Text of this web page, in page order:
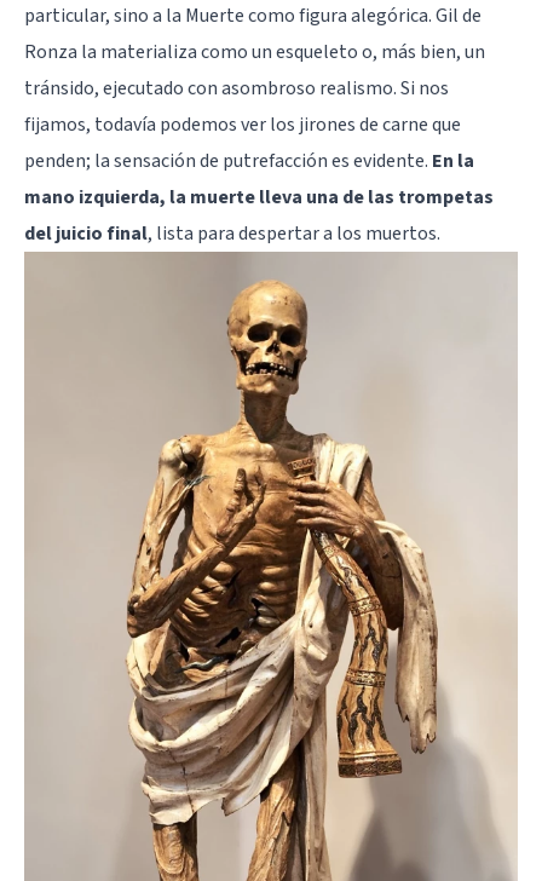
particular, sino a la Muerte como figura alegórica. Gil de
Ronza la materializa como un esqueleto o, más bien, un
tránsido, ejecutado con asombroso realismo. Si nos
fijamos, todavía podemos ver los jirones de carne que
penden; la sensación de putrefacción es evidente. En la
mano izquierda, la muerte lleva una de las trompetas
del juicio final, lista para despertar a los muertos.